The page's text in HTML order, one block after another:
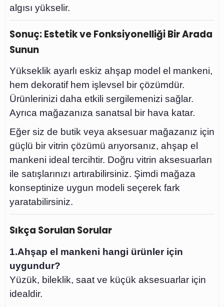
algısı yükselir.
Sonuç: Estetik ve Fonksiyonelliği Bir Arada
Sunun
Yükseklik ayarlı eskiz ahşap model el mankeni,
hem dekoratif hem işlevsel bir çözümdür.
Ürünlerinizi daha etkili sergilemenizi sağlar.
Ayrıca mağazanıza sanatsal bir hava katar.
Eğer siz de butik veya aksesuar mağazanız için
güçlü bir vitrin çözümü arıyorsanız, ahşap el
mankeni ideal tercihtir. Doğru vitrin aksesuarları
ile satışlarınızı artırabilirsiniz. Şimdi mağaza
konseptinize uygun modeli seçerek fark
yaratabilirsiniz.
Sıkça Sorulan Sorular
1.Ahşap el mankeni hangi ürünler için
uygundur?
Yüzük, bileklik, saat ve küçük aksesuarlar için
idealdir.